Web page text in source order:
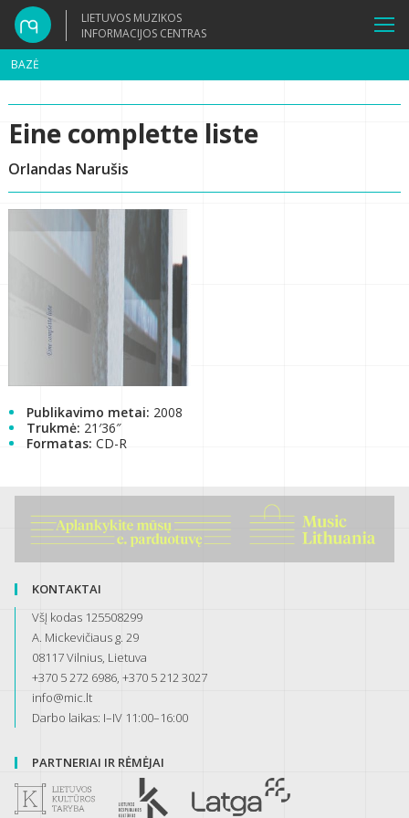
LIETUVOS MUZIKOS
INFORMACIJOS CENTRAS
BAZĖ
Eine complette liste
Orlandas Narušis
Publikavimo metai: 2008
Trukmė: 21′36″
Formatas: CD-R
KONTAKTAI
VšĮ kodas 125508299
A. Mickevičiaus g. 29
08117 Vilnius, Lietuva
+370 5 272 6986, +370 5 212 3027
info@mic.lt
Darbo laikas: I–IV 11:00–16:00
PARTNERIAI IR RĖMĖJAI